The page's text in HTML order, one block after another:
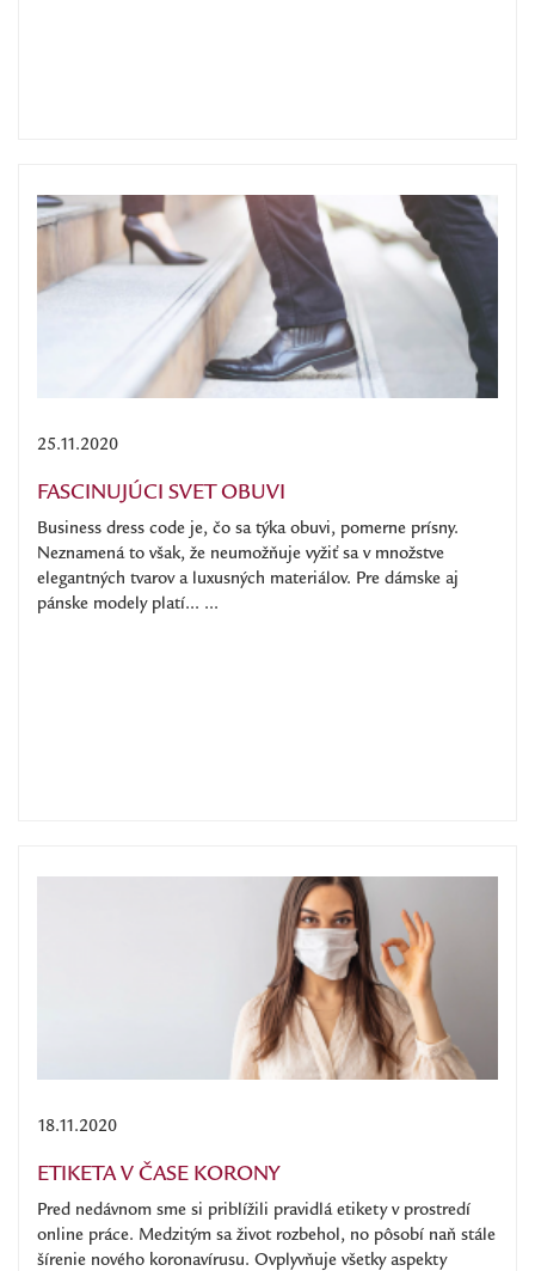
25.11.2020
FASCINUJÚCI SVET OBUVI
Business dress code je, čo sa týka obuvi, pomerne prísny.
Neznamená to však, že neumožňuje vyžiť sa v množstve
elegantných tvarov a luxusných materiálov. Pre dámske aj
pánske modely platí... ...
18.11.2020
ETIKETA V ČASE KORONY
Pred nedávnom sme si priblížili pravidlá etikety v prostredí
online práce. Medzitým sa život rozbehol, no pôsobí naň stále
šírenie nového koronavírusu. Ovplyvňuje všetky aspekty